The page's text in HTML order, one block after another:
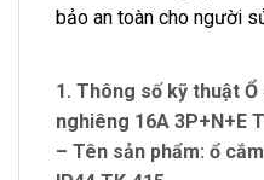
bảo an toàn cho người
1. Thông số kỹ thuật
nghiêng 16A 3P+N+E
– Tên sản phẩm: ổ